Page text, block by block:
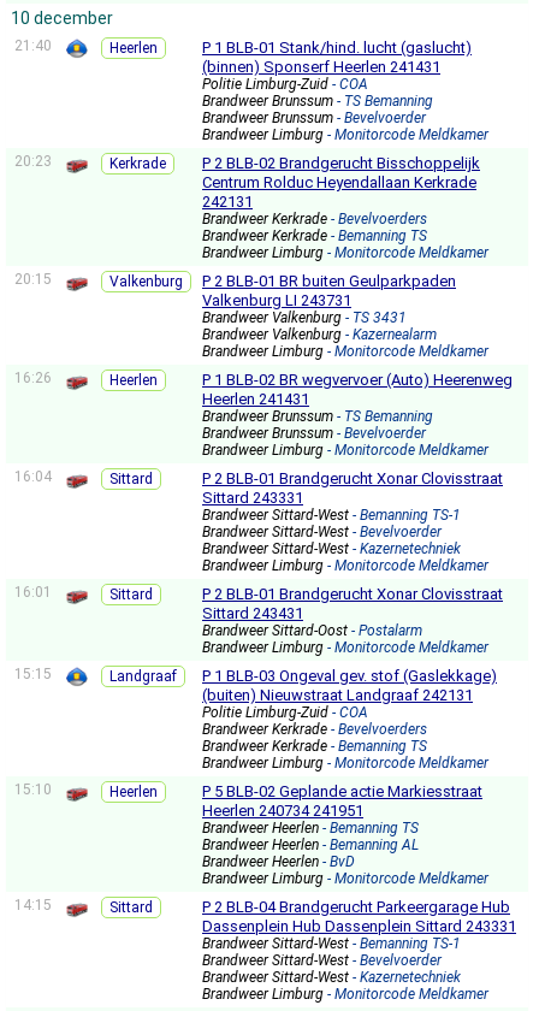
10 december
21:40 Heerlen
P 1 BLB-01 Stank/hind. lucht (gaslucht)
(binnen) Sponserf Heerlen 241431
Politie Limburg-Zuid - COA
Brandweer Brunssum - TS Bemanning
Brandweer Brunssum - Bevelvoerder
Brandweer Limburg - Monitorcode Meldkamer
20:23
Kerkrade
P 2 BLB-02 Brandgerucht Bisschoppelijk
Centrum Rolduc Heyendallaan Kerkrade
242131
Brandweer Kerkrade - Bevelvoerders
Brandweer Kerkrade - Bemanning TS
Brandweer Limburg - Monitorcode Meldkamer
20:15
Valkenburg
P 2 BLB-01 BR buiten Geulparkpaden
Valkenburg LI 243731
Brandweer Valkenburg - TS 3431
Brandweer Valkenburg - Kazernealarm
Brandweer Limburg - Monitorcode Meldkamer
16:26
Heerlen
P 1 BLB-02 BR wegvervoer (Auto) Heerenweg
Heerlen 241431
Brandweer Brunssum - TS Bemanning
Brandweer Brunssum - Bevelvoerder
Brandweer Limburg - Monitorcode Meldkamer
16:04
Sittard
P 2 BLB-01 Brandgerucht Xonar Clovisstraat
Sittard 243331
Brandweer Sittard-West - Bemanning TS-1
Brandweer Sittard-West - Bevelvoerder
Brandweer Sittard-West - Kazernetechniek
Brandweer Limburg - Monitorcode Meldkamer
16:01
Sittard
P 2 BLB-01 Brandgerucht Xonar Clovisstraat
Sittard 243431
Brandweer Sittard-Oost - Postalarm
Brandweer Limburg - Monitorcode Meldkamer
15:15
Landgraaf
P 1 BLB-03 Ongeval gev. stof (Gaslekkage)
(buiten) Nieuwstraat Landgraaf 242131
Politie Limburg-Zuid - COA
Brandweer Kerkrade - Bevelvoerders
Brandweer Kerkrade - Bemanning TS
Brandweer Limburg - Monitorcode Meldkamer
15:10
Heerlen
P 5 BLB-02 Geplande actie Markiesstraat
Heerlen 240734 241951
Brandweer Heerlen - Bemanning TS
Brandweer Heerlen - Bemanning AL
Brandweer Heerlen - BvD
Brandweer Limburg - Monitorcode Meldkamer
14:15
Sittard
P 2 BLB-04 Brandgerucht Parkeergarage Hub
Dassenplein Hub Dassenplein Sittard 243331
Brandweer Sittard-West - Bemanning TS-1
Brandweer Sittard-West - Bevelvoerder
Brandweer Sittard-West - Kazernetechniek
Brandweer Limburg - Monitorcode Meldkamer